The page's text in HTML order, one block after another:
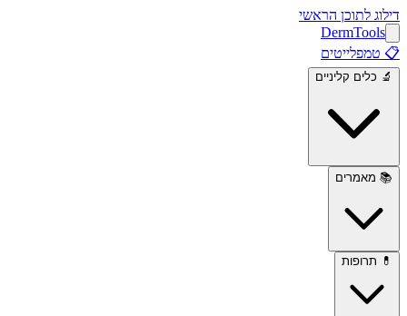
דילוג לתוכן הראשי
DermTools
📋 טמפלייטים
🔬 כלים קליניים
📚 מאמרים
💊 תרופות